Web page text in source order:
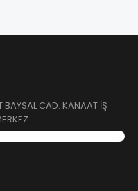
BAYSAL CAD. KANAAT İŞ